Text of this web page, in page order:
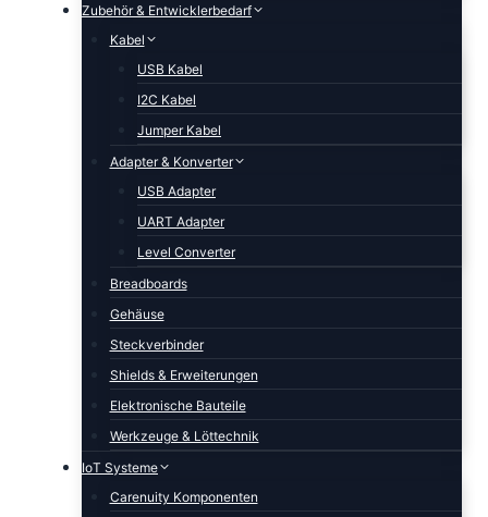
Zubehör & Entwicklerbedarf
Kabel
USB Kabel
I2C Kabel
Jumper Kabel
Adapter & Konverter
USB Adapter
UART Adapter
Level Converter
Breadboards
Gehäuse
Steckverbinder
Shields & Erweiterungen
Elektronische Bauteile
Werkzeuge & Löttechnik
IoT Systeme
Carenuity Komponenten